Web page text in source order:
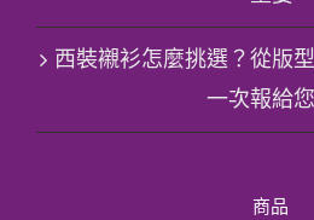
西裝襯衫怎麼挑選？從版
一次報給
商品